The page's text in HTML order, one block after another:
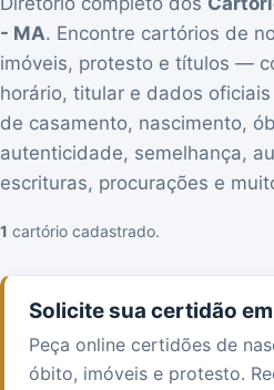
- MA. Encontre cartórios de
imóveis, protesto e títulos —
horário, titular e dados
de casamento, nascimento,
autenticidade, semelhança,
escrituras, procurações e
1 cartório cadastrado.
Solicite sua certidão
Peça online certidões de
óbito, imóveis e protesto.